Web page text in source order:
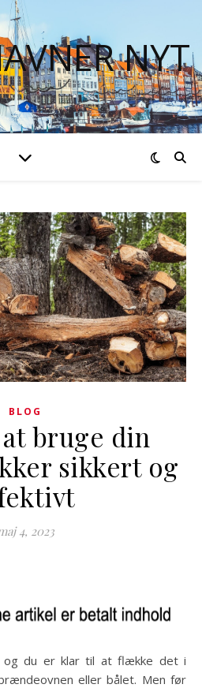
NYT
BLOG
bruge din
sikkert og
4, 2023
eller bålet. Men før